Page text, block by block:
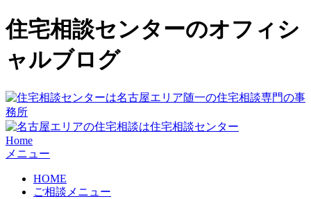
住宅相談センターのオフィシ
ャルブログ
Home
メニュー
HOME
ご相談メニュー